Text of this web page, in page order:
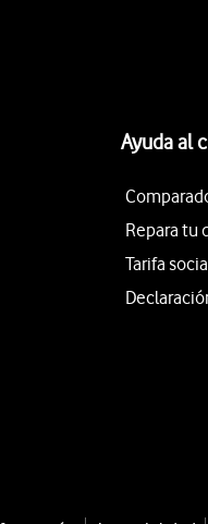
Ayuda al
Repara tu
Tarifa